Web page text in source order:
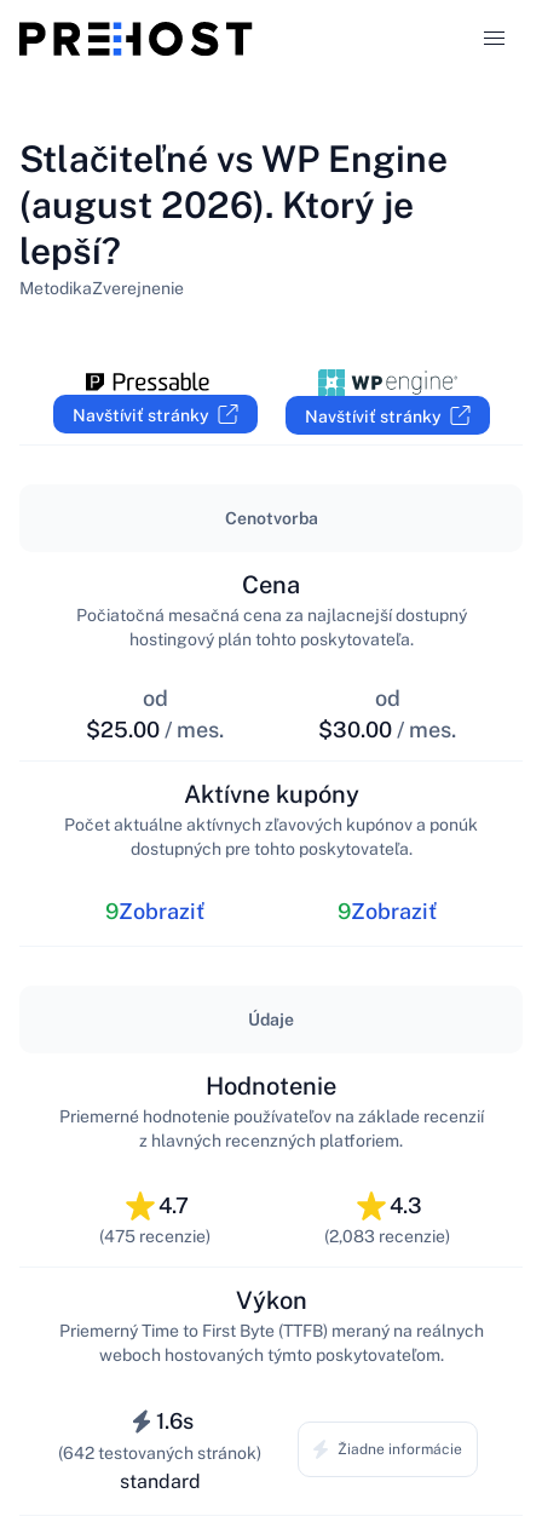
Porovnania
Kupóny
SK
Stlačiteľné vs WP Engine
(august 2026). Ktorý je
lepší?
MetodikaZverejnenie
Navštíviť stránky Navštíviť stránky
Cenotvorba
od
$25.00 / mes.
Cena
Počiatočná mesačná cena za najlacnejší dostupný
hostingový plán tohto poskytovateľa.
od
$30.00 / mes.
9Zobraziť
Aktívne kupóny
Počet aktuálne aktívnych zľavových kupónov a ponúk
dostupných pre tohto poskytovateľa.
9Zobraziť
Údaje
4.7
(475 recenzie)
Hodnotenie
Priemerné hodnotenie používateľov na základe recenzií
z hlavných recenzných platforiem.
4.3
(2,083 recenzie)
1.6s
(642 testovaných stránok)
standard
Výkon
Priemerný Time to First Byte (TTFB) meraný na reálnych
weboch hostovaných týmto poskytovateľom.
Žiadne informácie